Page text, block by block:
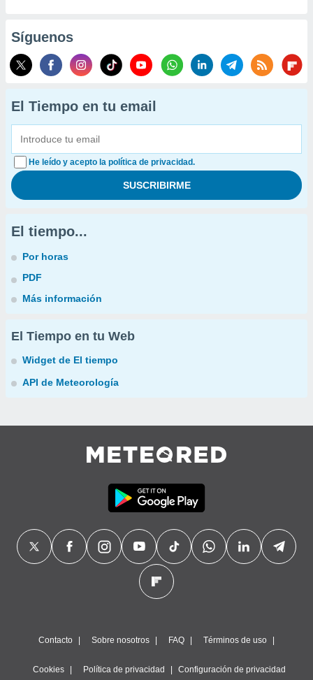
Síguenos
El Tiempo en tu email
He leído y acepto la política de privacidad.
El tiempo...
Por horas
PDF
Más información
El Tiempo en tu Web
Widget de El tiempo
API de Meteorología
Contacto Sobre nosotros FAQ Términos de uso
Cookies Política de privacidad Configuración de privacidad